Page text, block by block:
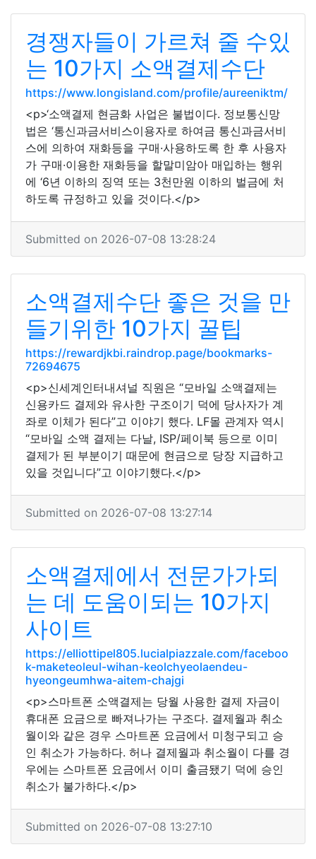
경쟁자들이 가르쳐 줄 수있
는 10가지 소액결제수단
https://www.longisland.com/profile/aureeniktm/
<p>‘소액결제 현금화 사업은 불법이다. 정보통신망
법은 ‘통신과금서비스이용자로 하여금 통신과금서비
스에 의하여 재화등을 구매·사용하도록 한 후 사용자
가 구매·이용한 재화등을 할말미암아 매입하는 행위
에 ‘6년 이하의 징역 또는 3천만원 이하의 벌금에 처
하도록 규정하고 있을 것이다.</p>
Submitted on 2026-07-08 13:28:24
소액결제수단 좋은 것을 만
들기위한 10가지 꿀팁
https://rewardjkbi.raindrop.page/bookmarks-
72694675
<p>신세계인터내셔널 직원은 “모바일 소액결제는
신용카드 결제와 유사한 구조이기 덕에 당사자가 계
좌로 이체가 된다”고 이야기 했다. LF몰 관계자 역시
“모바일 소액 결제는 다날, ISP/페이북 등으로 이미
결제가 된 부분이기 때문에 현금으로 당장 지급하고
있을 것입니다”고 이야기했다.</p>
Submitted on 2026-07-08 13:27:14
소액결제에서 전문가가되
는 데 도움이되는 10가지
사이트
https://elliottipel805.lucialpiazzale.com/faceboo
k-maketeoleul-wihan-keolchyeolaendeu-
hyeongeumhwa-aitem-chajgi
<p>스마트폰 소액결제는 당월 사용한 결제 자금이
휴대폰 요금으로 빠져나가는 구조다. 결제월과 취소
월이와 같은 경우 스마트폰 요금에서 미청구되고 승
인 취소가 가능하다. 허나 결제월과 취소월이 다를 경
우에는 스마트폰 요금에서 이미 출금됐기 덕에 승인
취소가 불가하다.</p>
Submitted on 2026-07-08 13:27:10